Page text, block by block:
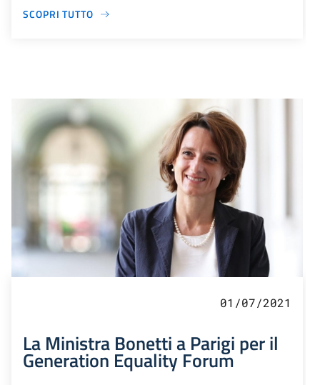
SCOPRI TUTTO
01/07/2021
La Ministra Bonetti a Parigi per il
Generation Equality Forum